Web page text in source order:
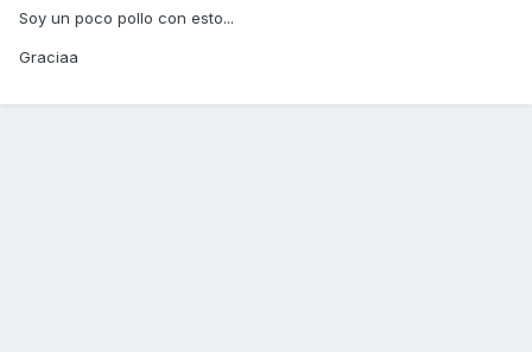
Soy un poco pollo con esto...
Graciaa